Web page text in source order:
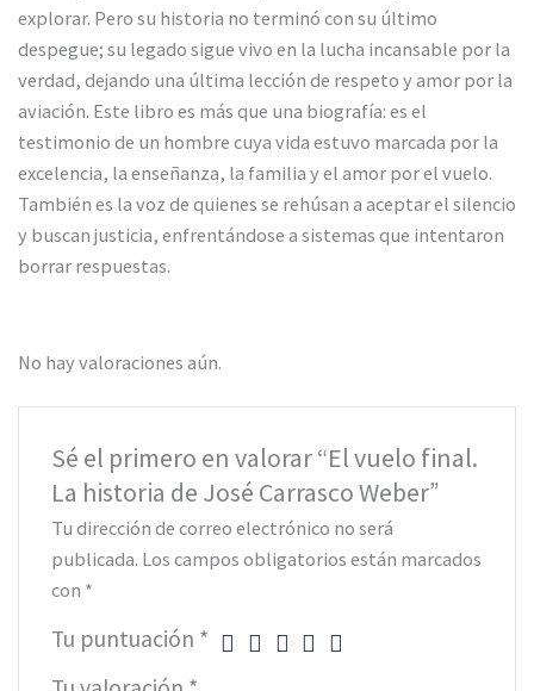
explorar. Pero su historia no terminó con su último
despegue; su legado sigue vivo en la lucha incansable por la
verdad, dejando una última lección de respeto y amor por la
aviación. Este libro es más que una biografía: es el
testimonio de un hombre cuya vida estuvo marcada por la
excelencia, la enseñanza, la familia y el amor por el vuelo.
También es la voz de quienes se rehúsan a aceptar el silencio
y buscan justicia, enfrentándose a sistemas que intentaron
borrar respuestas.
No hay valoraciones aún.
Sé el primero en valorar “El vuelo final.
La historia de José Carrasco Weber”
Tu dirección de correo electrónico no será
publicada. Los campos obligatorios están marcados
con *
Tu puntuación *